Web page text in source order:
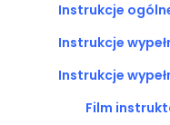
Instrukcje
Instrukcje
Instrukcje
Film